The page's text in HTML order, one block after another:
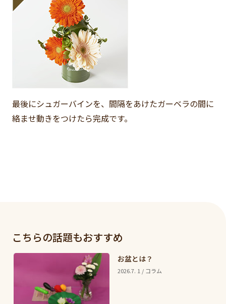
最後にシュガーバインを、間隔をあけたガーベラの間に
絡ませ動きをつけたら完成です。
こちらの話題もおすすめ
お盆とは？
2026.7. 1 / コラム